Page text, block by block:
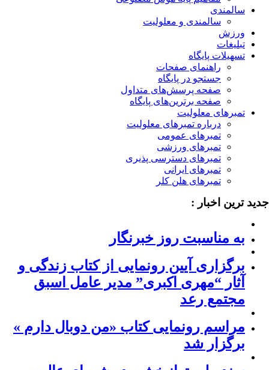
سالمندی
سالمندی و معلولیت
ورزش
تبلیغات
تسهیلات پایگاه
راهنمای صفحات
جستجو در پایگاه
صفحه پرسش‌های متداول
صفحه برترین‌های پایگاه
تمبرهای معلولیت
درباره تمبرهای معلولیت
تمبرهای عمومی
تمبرهای ورزشی
تمبرهای دسترسی پذیری
تمبرهای ایرانی
تمبرهای هلن کلر
ترین اخبار :
به مناسبت روز خبرنگار
برگزاری آیین رونمایی از کتاب زندگی و
آثار “مهری اکبری” مدیر عامل اسبق
مجتمع رعد
مراسم رونمایی کتاب «من دوبال دارم »
برگزار شد